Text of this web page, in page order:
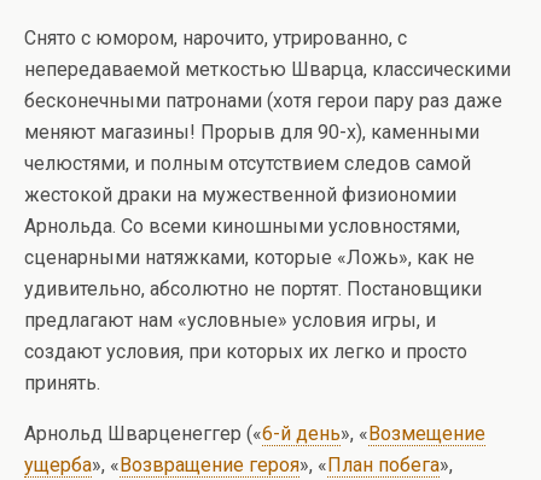
Снято с юмором, нарочито, утрированно, с
непередаваемой меткостью Шварца, классическими
бесконечными патронами (хотя герои пару раз даже
меняют магазины! Прорыв для 90-х), каменными
челюстями, и полным отсутствием следов самой
жестокой драки на мужественной физиономии
Арнольда. Со всеми киношными условностями,
сценарными натяжками, которые «Ложь», как не
удивительно, абсолютно не портят. Постановщики
предлагают нам «условные» условия игры, и
создают условия, при которых их легко и просто
принять.
Арнольд Шварценеггер («6-й день», «Возмещение
ущерба», «Возвращение героя», «План побега»,